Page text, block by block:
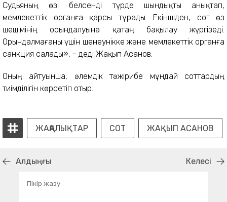
Судьяның өзі белсенді түрде шындықты анықтап,
мемлекеттік органға қарсы тұрады. Екіншіден, сот өз
шешімінің орындалуына қатаң бақылау жүргізеді.
Орындалмағаны үшін шенеунікке және мемлекеттік органға
санкция салады», - деді Жақып Асанов.
Оның айтуынша, әлемдік тәжірибе мұндай соттардың
тиімділігін көрсетіп отыр.
ЖАҢАЛЫҚТАР СОТ ЖАҚЫП АСАНОВ
Алдыңғы Келесі